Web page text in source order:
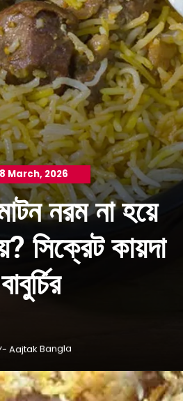
Aajtak Bangla
মাটন নরম না হয়ে
সিক্রেট কায়দা
বাবুর্চির
March, 2026